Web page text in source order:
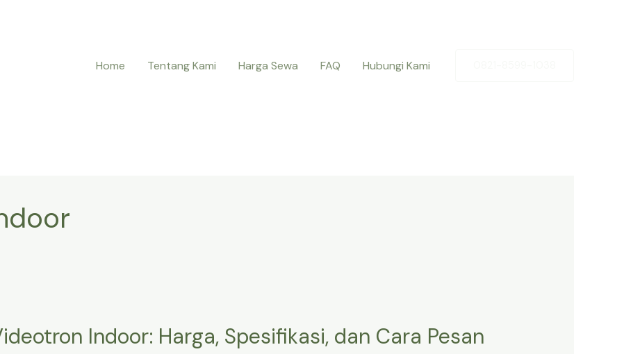
Home
Tentang Kami Harga Sewa FAQ Hubungi Kami
Indoor: Harga, Spesifikasi, dan Cara Pesan